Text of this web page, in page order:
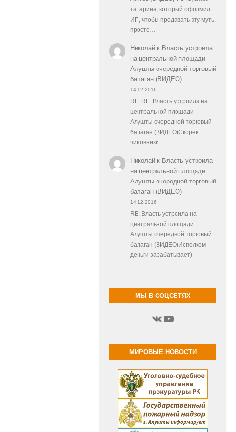
татарина, который оформил
ИП, чтобы продавать эту муть.
просто…
Николайк Власть устроила
на центральной площади
Алушты очередной торговый
балаган (ВИДЕО)
14.12.2016
RE: RE: Власть устроила на
центральной площади
Алушты очередной торговый
балаган (ВИДЕО)Скорее
чиновники
Николайк Власть устроила
на центральной площади
Алушты очередной торговый
балаган (ВИДЕО)
14.12.2016
RE: Власть устроила на
центральной площади
Алушты очередной торговый
балаган (ВИДЕО)Исполком
деньги зарабатывает)
МЫ В СОЦСЕТЯХ
ВКонтакте
YouTube
МИРОВЫЕ НОВОСТИ